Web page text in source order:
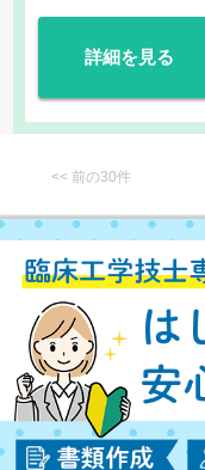
詳細を見る
<< 前の30件